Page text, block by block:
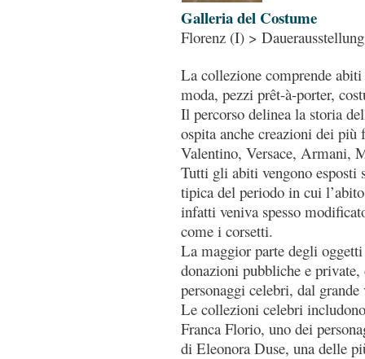
Galleria del Costume
Florenz (I) > Dauerausstellung
La collezione comprende
moda, pezzi prêt-à-porter,
Il percorso delinea la storia
ospita anche creazioni dei
Valentino, Versace, Armani,
Tutti gli abiti vengono esposti
tipica del periodo in cui
infatti veniva spesso
come i corsetti.
La maggior parte degli
donazioni pubbliche e
personaggi celebri, dal
Le collezioni celebri
Franca Florio, uno dei
di Eleonora Duse, una delle